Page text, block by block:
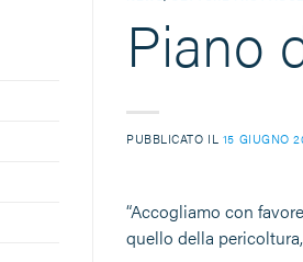
Piano
PUBBLICATO IL 15 GIUGNO
“Accogliamo con
quello della